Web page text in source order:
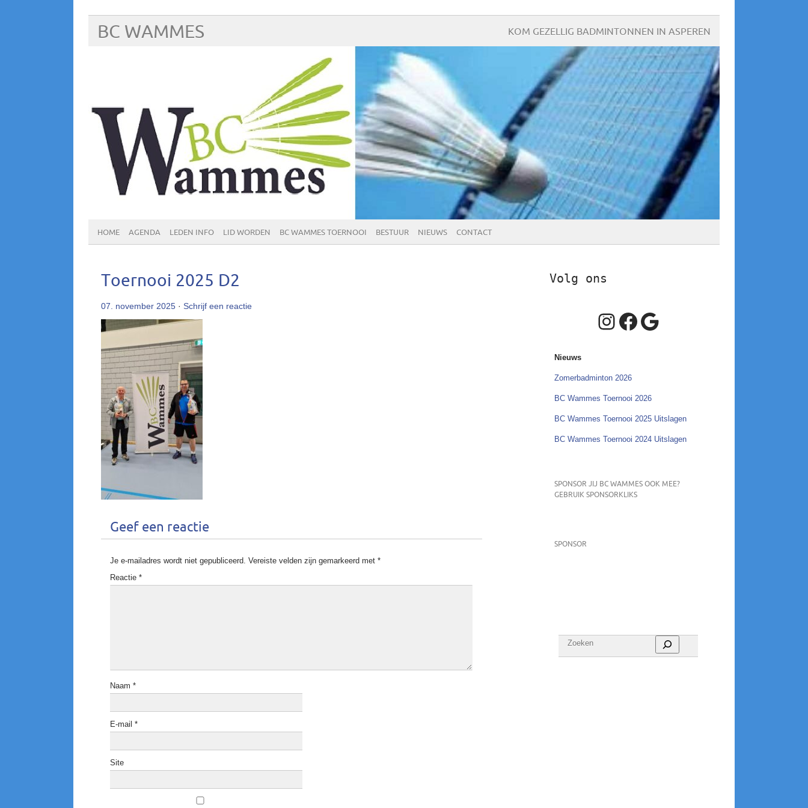
BC WAMMES KOM GEZELLIG BADMINTONNEN IN ASPEREN
HOME AGENDA LEDEN INFO LID WORDEN BC WAMMES TOERNOOI BESTUUR NIEUWS CONTACT
Toernooi 2025 D2
07. november 2025 · Schrijf een reactie
Geef een reactie
Je e-mailadres wordt niet gepubliceerd. Vereiste velden zijn gemarkeerd met *
Reactie *
Naam *
E-mail *
Site
Volg ons
Instagram
Facebook
Google
Nieuws
Zomerbadminton 2026
BC Wammes Toernooi 2026
BC Wammes Toernooi 2025 Uitslagen
BC Wammes Toernooi 2024 Uitslagen
SPONSOR JIJ BC WAMMES OOK MEE?
GEBRUIK SPONSORKLIKS
SPONSOR
Zoeken